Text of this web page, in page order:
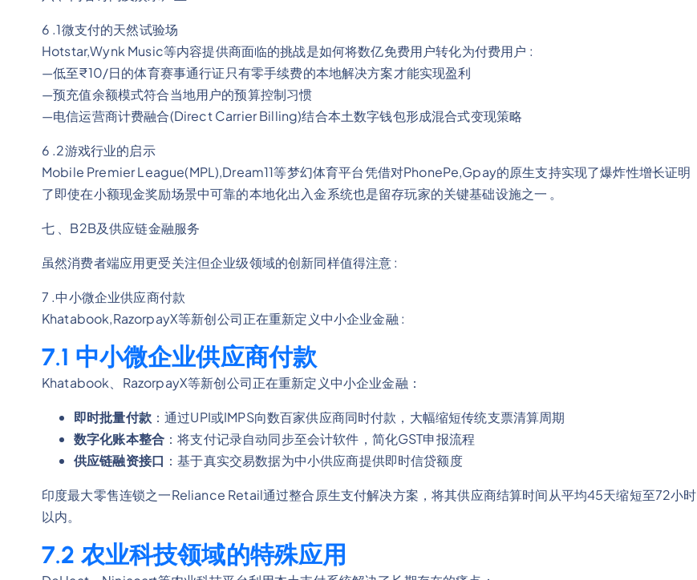
6 .1微支付的天然试验场
Hotstar,Wynk Music等内容提供商面临的挑战是如何将数亿免费用户转化为付费用户 :
—低至₹10/日的体育赛事通行证只有零手续费的本地解决方案才能实现盈利
—预充值余额模式符合当地用户的预算控制习惯
—电信运营商计费融合(Direct Carrier Billing)结合本土数字钱包形成混合式变现策略
6 .2游戏行业的启示
Mobile Premier League(MPL),Dream11等梦幻体育平台凭借对PhonePe,Gpay的原生支持实现了爆炸性增长证明
了即使在小额现金奖励场景中可靠的本地化出入金系统也是留存玩家的关键基础设施之一 。
七 、B2B及供应链金融服务
虽然消费者端应用更受关注但企业级领域的创新同样值得注意 :
7 .中小微企业供应商付款
Khatabook,RazorpayX等新创公司正在重新定义中小企业金融 :
7.1 中小微企业供应商付款
Khatabook、RazorpayX等新创公司正在重新定义中小企业金融：
即时批量付款：通过UPI或IMPS向数百家供应商同时付款，大幅缩短传统支票清算周期
数字化账本整合 ：将支付记录自动同步至会计软件，简化GST申报流程
供应链融资接口 ：基于真实交易数据为中小供应商提供即时信贷额度
印度最大零售连锁之一Reliance Retail通过整合原生支付解决方案，将其供应商结算时间从平均45天缩短至72小时
以内。
7.2 农业科技领域的特殊应用